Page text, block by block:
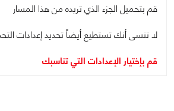
قم بتحميل الجزء الذي تريده من هذا المسار
لا تنسى أنك تستطيع أيضاً تحديد إعدادات
قم بإختيار الإعدادات التي تناسبك